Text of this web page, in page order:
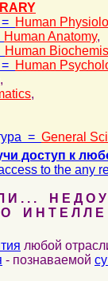
Human
Human Anatomy,
Human
Human
,
,
= General
доступ к
to the any
. . . Н Е Д О У
И Н Т Е Л Л Е
любой
- познаваемой